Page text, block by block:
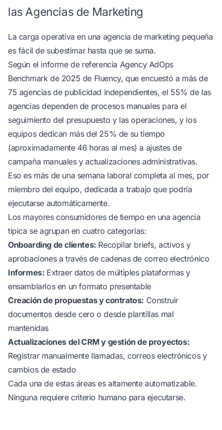
las Agencias de Marketing
La carga operativa en una agencia de marketing pequeña
es fácil de subestimar hasta que se suma.
Según el informe de referencia Agency AdOps
Benchmark de 2025 de Fluency, que encuestó a más de
75 agencias de publicidad independientes, el 55% de las
agencias dependen de procesos manuales para el
seguimiento del presupuesto y las operaciones, y los
equipos dedican más del 25% de su tiempo
(aproximadamente 46 horas al mes) a ajustes de
campaña manuales y actualizaciones administrativas.
Eso es más de una semana laboral completa al mes, por
miembro del equipo, dedicada a trabajo que podría
ejecutarse automáticamente.
Los mayores consumidores de tiempo en una agencia
típica se agrupan en cuatro categorías:
Onboarding de clientes: Recopilar briefs, activos y
aprobaciones a través de cadenas de correo electrónico
Informes: Extraer datos de múltiples plataformas y
ensamblarlos en un formato presentable
Creación de propuestas y contratos: Construir
documentos desde cero o desde plantillas mal
mantenidas
Actualizaciones del CRM y gestión de proyectos:
Registrar manualmente llamadas, correos electrónicos y
cambios de estado
Cada una de estas áreas es altamente automatizable.
Ninguna requiere criterio humano para ejecutarse.